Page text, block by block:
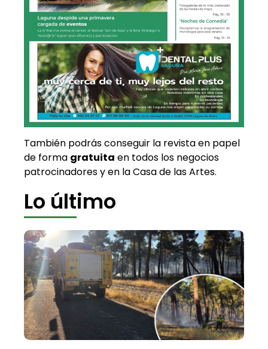
También podrás conseguir la revista en papel
de forma gratuita en todos los negocios
patrocinadores y en la Casa de las Artes.
Lo último